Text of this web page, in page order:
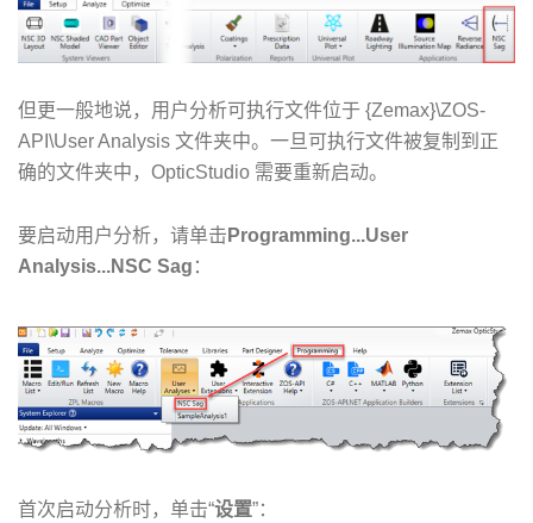
但更一般地说，用户分析可执行文件位于 {Zemax}\ZOS-
API\User Analysis 文件夹中。一旦可执行文件被复制到正
确的文件夹中，OpticStudio 需要重新启动。
要启动用户分析，请单击 Programming...User
Analysis...NSC Sag ：
首次启动分析时，单击“设置”：